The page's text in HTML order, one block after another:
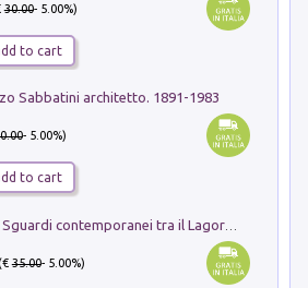
30.00- 5.00%)
to cart
Sabbatini architetto. 1891-1983
- 5.00%)
to cart
Pastori. Sguardi contemporanei tra il Lagorai e la pianura. Ediz. illustrata
35.00- 5.00%)